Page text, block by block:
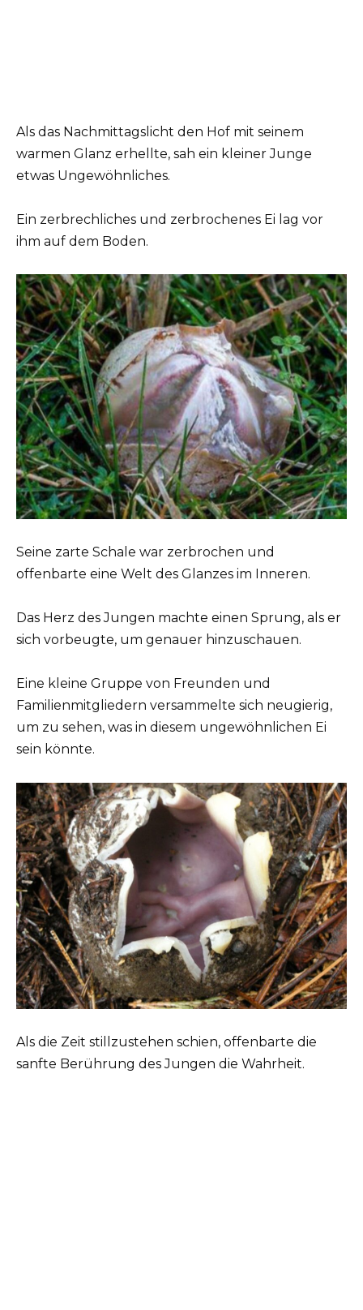
Als das Nachmittagslicht den Hof mit seinem
warmen Glanz erhellte, sah ein kleiner Junge
etwas Ungewöhnliches.
Ein zerbrechliches und zerbrochenes Ei lag vor
ihm auf dem Boden.
Seine zarte Schale war zerbrochen und
offenbarte eine Welt des Glanzes im Inneren.
Das Herz des Jungen machte einen Sprung, als er
sich vorbeugte, um genauer hinzuschauen.
Eine kleine Gruppe von Freunden und
Familienmitgliedern versammelte sich neugierig,
um zu sehen, was in diesem ungewöhnlichen Ei
sein könnte.
Als die Zeit stillzustehen schien, offenbarte die
sanfte Berührung des Jungen die Wahrheit.